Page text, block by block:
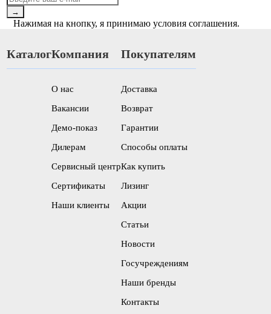
→
Нажимая на кнопку, я принимаю условия соглашения.
КаталогКомпания
О нас
Вакансии
Демо-показ
Дилерам
Сервисный центр
Сертификаты
Наши клиенты
Покупателям
Доставка
Возврат
Гарантии
Способы оплаты
Как купить
Лизинг
Акции
Статьи
Новости
Госучреждениям
Наши бренды
Контакты